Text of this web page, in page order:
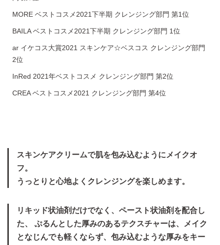
MORE ベストコスメ2021下半期 クレンジング部門 第1位
BAILA ベストコスメ2021下半期 クレンジング部門 1位
ar イケコス大賞2021 スキンケア☆ベスコス クレンジング部門
2位
InRed 2021年ベストコスメ クレンジング部門 第2位
CREA ベストコスメ2021 クレンジング部門 第4位
スキンケアクリームで肌を包み込むようにメイクオ
フ。
うっとりと心地よくクレンジングを楽しめます。
リキッド状油剤だけでなく、ペースト状油剤を配合し
た、
ぷるんとした厚みのあるテクスチャーは、メイク
となじんでも軽くならず、包み込むような厚みをキー